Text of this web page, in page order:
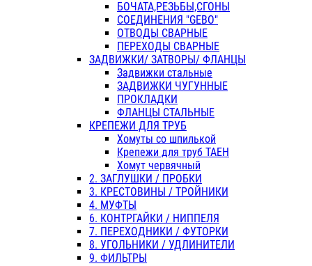
БОЧАТА,РЕЗЬБЫ,СГОНЫ
СОЕДИНЕНИЯ "GEBO"
ОТВОДЫ СВАРНЫЕ
ПЕРЕХОДЫ СВАРНЫЕ
ЗАДВИЖКИ/ ЗАТВОРЫ/ ФЛАНЦЫ
Задвижки стальные
ЗАДВИЖКИ ЧУГУННЫЕ
ПРОКЛАДКИ
ФЛАНЦЫ СТАЛЬНЫЕ
КРЕПЕЖИ ДЛЯ ТРУБ
Хомуты со шпилькой
Крепежи для труб ТАЕН
Хомут червячный
2. ЗАГЛУШКИ / ПРОБКИ
3. КРЕСТОВИНЫ / ТРОЙНИКИ
4. МУФТЫ
6. КОНТРГАЙКИ / НИППЕЛЯ
7. ПЕРЕХОДНИКИ / ФУТОРКИ
8. УГОЛЬНИКИ / УДЛИНИТЕЛИ
9. ФИЛЬТРЫ